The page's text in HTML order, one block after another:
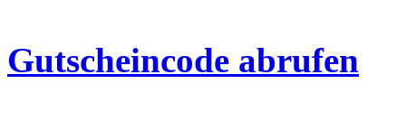
Gutscheincode abrufen